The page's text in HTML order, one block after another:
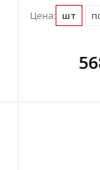
В
всегда
Цена: шт